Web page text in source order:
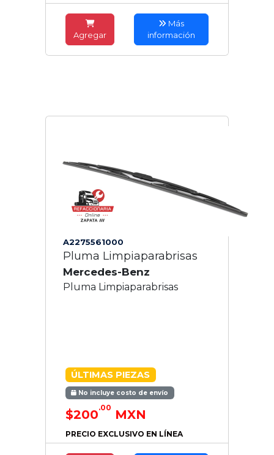
Agregar
Más
información
A2275561000
Pluma Limpiaparabrisas
Mercedes-Benz
Pluma Limpiaparabrisas
ÚLTIMAS PIEZAS
No incluye costo de envío
$200.00 MXN
PRECIO EXCLUSIVO EN LÍNEA